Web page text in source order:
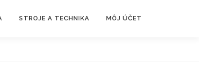
STROJE A TECHNIKA MÔJ ÚČET